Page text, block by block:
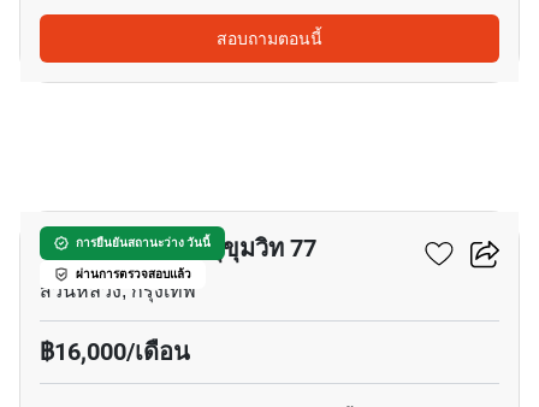
สอบถามตอนนี้
การยืนยันสถานะว่าง วันนี้
ผ่านการตรวจสอบแล้ว
ลุมพินี เซนเตอร์ สุขุมวิท 77
สวนหลวง, กรุงเทพ
฿16,000/เดือน